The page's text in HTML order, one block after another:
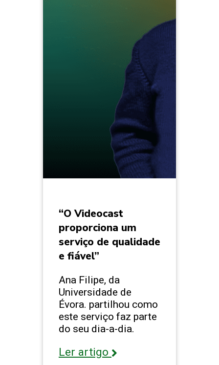
“O Videocast
proporciona um
serviço de qualidade
e fiável”
Ana Filipe, da
Universidade de
Évora. partilhou como
este serviço faz parte
do seu dia-a-dia.
Ler artigo